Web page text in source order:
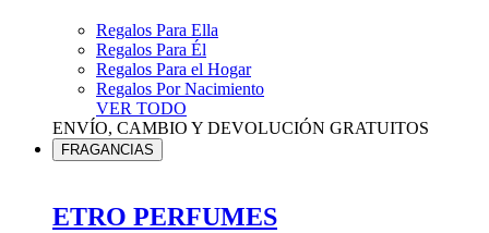
Regalos Para Ella
Regalos Para Él
Regalos Para el Hogar
Regalos Por Nacimiento
VER TODO
ENVÍO, CAMBIO Y DEVOLUCIÓN GRATUITOS
FRAGANCIAS
ETRO PERFUMES